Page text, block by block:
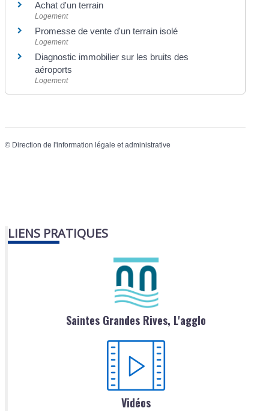
Achat d'un terrain
Logement
Promesse de vente d'un terrain isolé
Logement
Diagnostic immobilier sur les bruits des
aéroports
Logement
© Direction de l'information légale et administrative
LIENS PRATIQUES
Saintes Grandes Rives, L'agglo
Vidéos